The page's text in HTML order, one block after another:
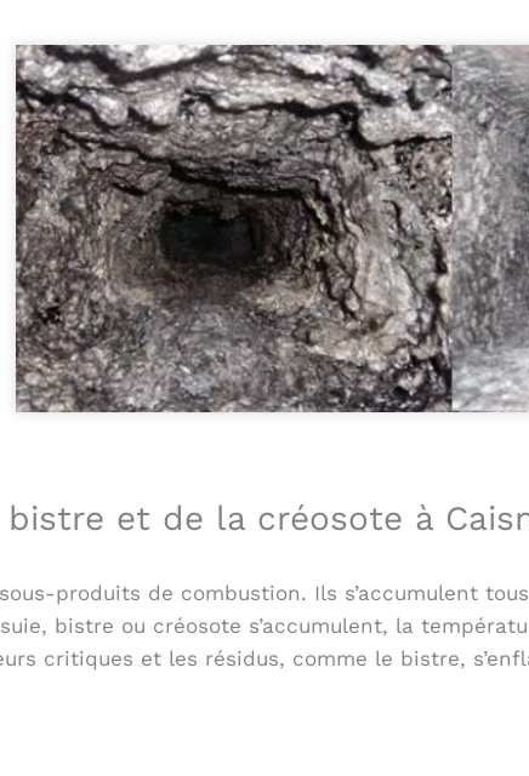
et de la créosote à
produits de combustion. Ils s’accumulent
bistre ou créosote s’accumulent, la
critiques et les résidus, comme le bistre,